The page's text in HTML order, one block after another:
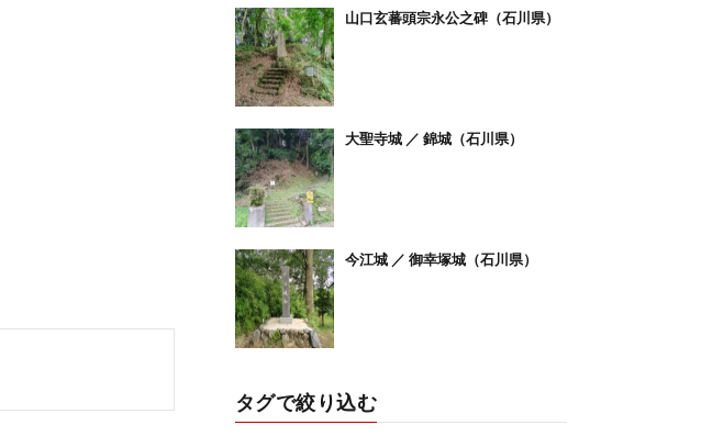
山口玄蕃頭宗永公之碑（石川県）
大聖寺城 ／ 錦城（石川県）
今江城 ／ 御幸塚城（石川県）
タグで絞り込む